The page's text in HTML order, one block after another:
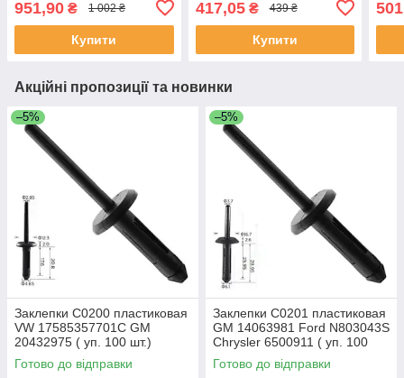
951,90 ₴ 1 002 ₴
Купити
417,05₴ 439 ₴
Купити
шт.)
Акційні пропозиції та новинки
–5%
Заклепки C0200 пластиковая
VW 17585357701C GM
20432975 ( уп. 100 шт.)
Готово до відправки
–5%
Заклепки C0201 пластиковая
GM 14063981 Ford N803043S
Chrysler 6500911 ( уп. 100
шт.)
Готово до відправки